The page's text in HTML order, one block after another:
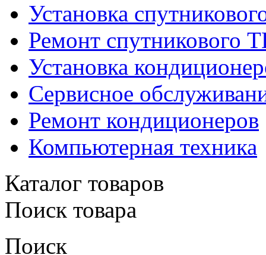
Установка
Ремонт спутникового
Установка
Сервисное
Ремонт кондиционеров
Компьютерная техника
Каталог товаров
Поиск товара
Поиск
HONDA HD-
09HRA4F/VHS